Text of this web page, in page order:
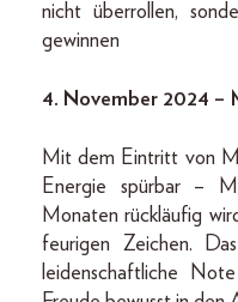
nicht überrollen,
gewinnen
4. November 2024 –
Mit dem Eintritt von
Energie spürbar –
Monaten rückläufig
feurigen Zeichen.
leidenschaftliche